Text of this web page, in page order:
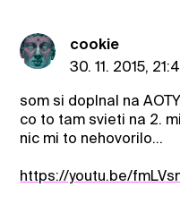
cookie
30. 11. 2015,
som si doplnal na
co to tam svieti na 2.
nic mi to nehovorilo...
https://youtu.be/